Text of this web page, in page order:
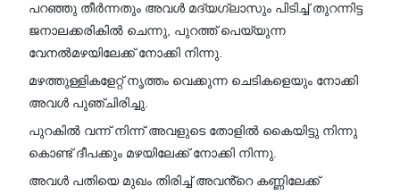
പറഞ്ഞു തീർന്നതും അവൾ മദ്യഗ്ലാസും പിടിച്ച് തുറന്നിട്ട
ജനാലക്കരികിൽ ചെന്നു, പുറത്ത് പെയ്യുന്ന
വേനൽമഴയിലേക്ക് നോക്കി നിന്നു.
മഴത്തുള്ളികളേറ്റ് നൃത്തം വെക്കുന്ന ചെടികളെയും നോക്കി
അവൾ പുഞ്ചിരിച്ചു.
പുറകിൽ വന്ന് നിന്ന് അവളുടെ തോളിൽ കൈയിട്ടു നിന്നു
കൊണ്ട് ദീപക്കും മഴയിലേക്ക് നോക്കി നിന്നു.
അവൾ പതിയെ മുഖം തിരിച്ച് അവൻ്റെ കണ്ണിലേക്ക്